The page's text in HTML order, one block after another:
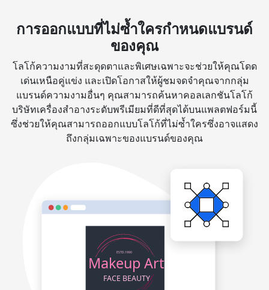
การออกแบบที่ไม่ซ้ำใครกำหนดแบรนด์
ของคุณ
โลโก้ความงามที่สะดุดตาและพิเศษเฉพาะจะช่วยให้คุณโดด
เด่นเหนือคู่แข่ง และเปิดโอกาสให้ผู้ชมจดจำคุณจากกลุ่ม
แบรนด์ความงามอื่นๆ คุณสามารถค้นหาคอลเลกชันโลโก้
บริษัทเครื่องสำอางระดับพรีเมียมที่ดีที่สุดได้บนแพลตฟอร์มนี้
ซึ่งช่วยให้คุณสามารถออกแบบโลโก้ที่ไม่ซ้ำใครซึ่งอาจแสดง
ถึงกลุ่มเฉพาะของแบรนด์ของคุณ